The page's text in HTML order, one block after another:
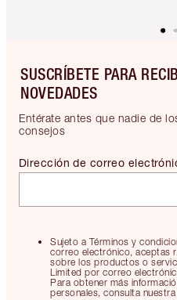
SUSCRÍBETE PARA
NOVEDADES
Entérate antes que nadie de
consejos
Sujeto a Términos y
correo electrónico, aceptas
sobre los productos o
Limited por correo
Para obtener más
personales, consulta
Dirección de correo